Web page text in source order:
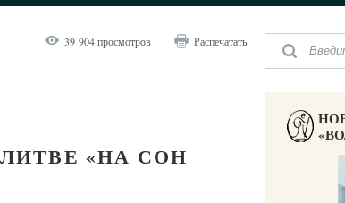
39 904 просмотров Распечатать
«НА СОН